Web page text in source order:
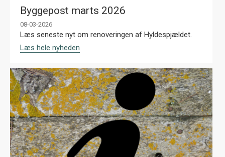
Byggepost marts 2026
08-03-2026
Læs seneste nyt om renoveringen af Hyldespjældet.
Læs hele nyheden